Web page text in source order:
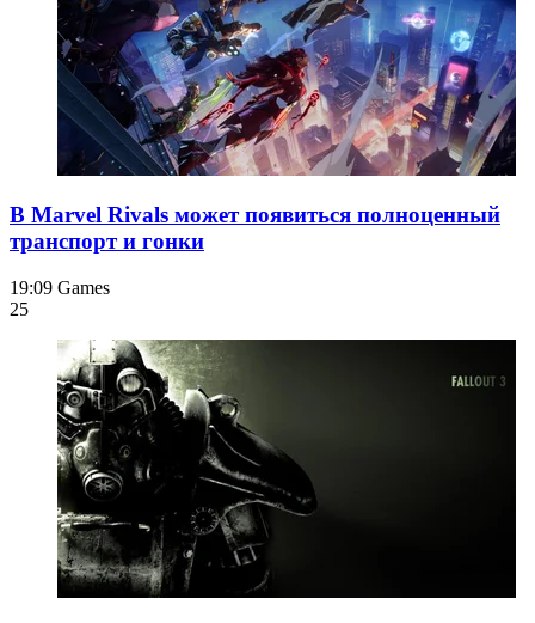
В Marvel Rivals может появиться полноценный
транспорт и гонки
19:09 Games
25